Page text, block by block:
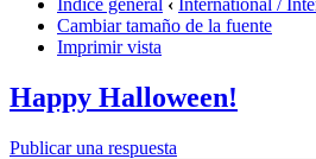
Índice general ‹ International /
Cambiar tamaño de la fuente
Imprimir vista
Happy Halloween!
Publicar una respuesta